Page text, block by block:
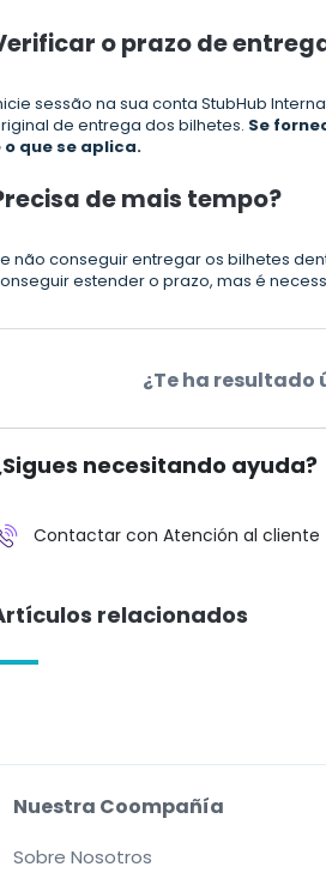
o prazo de
sessão na sua conta StubHub
de entrega dos bilhetes. Se
o que se aplica.
de mais tempo?
não conseguir entregar os bilhetes
estender o prazo, mas é
¿Te ha resultado
necesitando ayuda?
Contactar con Atención al cliente
relacionados
Nuestra Coompañía
Sobre Nosotros